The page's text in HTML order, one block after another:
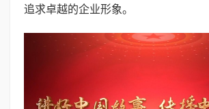
追求卓越的企业形象。